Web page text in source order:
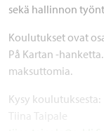
sekä hallinnon
Koulutukset ovat
På Kartan -
maksuttomia.
Kysy koulutuksesta:
Tiina Taipale